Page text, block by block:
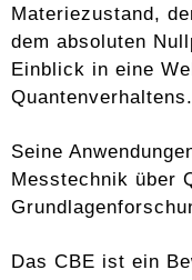
Materiezustand,
dem absoluten
Einblick in eine
Quantenverhaltens.
Seine
Messtechnik über
Das CBE ist ein